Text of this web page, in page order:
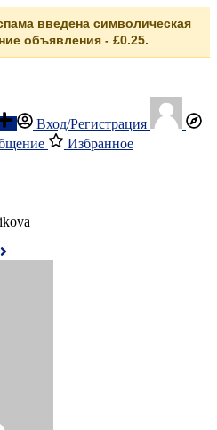
введена символическая
объявления - £0.25.
Вход/Регистрация
Избранное